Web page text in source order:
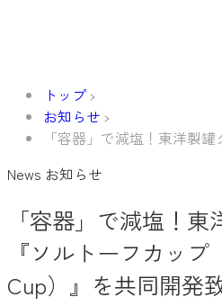
トップ
お知らせ
「容器」で減塩！東洋製
News お知らせ
「容器」で減塩！
『ソルトーフカッ
Cup）』を共同開発